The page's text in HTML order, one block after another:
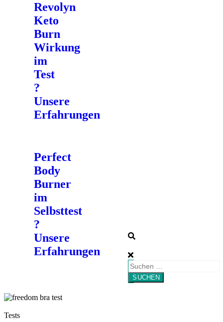
Revolyn
Keto
Burn
Wirkung
im
Test
?
Unsere
Erfahrungen
Perfect
Body
Burner
im
Selbsttest
?
Unsere
Erfahrungen
Tests